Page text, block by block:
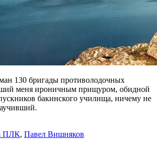
130 бригады противолодочных
меня ироничным прищуром, обидной
бакинского училища, ничему не
ПЛК, Павел Вишняков